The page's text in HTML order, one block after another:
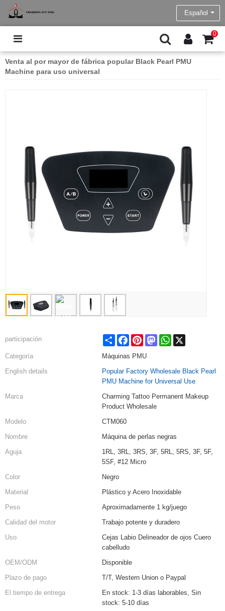
Español
0
Venta al por mayor de fábrica popular Black Pearl PMU
Machine para uso universal
participación Share FacebookPinterestMastodonWhatsApp
Categoría
Máquinas PMU
English details
Popular Factory Wholesale Black Pearl
PMU Machine for Universal Use
Marca
Charming Tattoo Permanent Makeup
Product Wholesale
Modelo
CTM060
Nombre
Máquina de perlas negras
Aguja
1RL, 3RL, 3RS, 3F, 5RL, 5RS, 3F, 5F,
5SF, #12 Micro
Color
Negro
Material
Plástico y Acero Inoxidable
Peso
Aproximadamente 1 kg/juego
Calidad del motor
Trabajo potente y duradero
Uso
Cejas Labio Delineador de ojos Cuero
cabelludo
OEM/ODM
Disponible
Plazo de pago
T/T, Western Union o Paypal
El tiempo de entrega
En stock: 1-3 días laborables, Sin
stock: 5-10 días